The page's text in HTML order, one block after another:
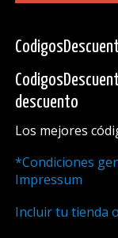
descuento
Los mejores
*Condiciones
Impressum
Incluir tu tienda